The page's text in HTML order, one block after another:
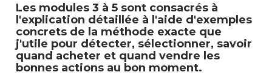
Les modules 3 à 5 sont consacrés à
l'explication détaillée à l'aide d'exemples
concrets de la méthode exacte que
j'utile pour détecter, sélectionner, savoir
quand acheter et quand vendre les
bonnes actions au bon moment.